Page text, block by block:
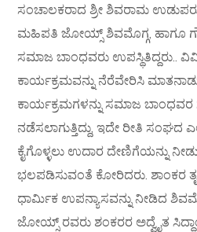
ಸಂಚಾಲಕರಾದ ಶ್ರೀ ಶಿವರಾಮ
ಮಹಿಪತಿ ಜೋಯ್ಸ್ ಶಿವಮೊಗ್ಗ, ಹಾಗೂ
ಸಮಾಜ ಬಾಂಧವರು ಉಪಸ್ಥಿತಿದ್ದರು..
ಕಾರ್ಯಕ್ರಮವನ್ನು ನೆರೆವೇರಿಸಿ
ಕಾರ್ಯಕ್ರಮಗಳನ್ನು ಸಮಾಜ
ನಡೆಸಲಾಗುತ್ತಿದ್ದು, ಇದೇ ರೀತಿ ಸಂಘದ
ಕೈಗೊಳ್ಳಲು ಉದಾರ ದೇಣಿಗೆಯನ್ನು
ಭಲಪಡಿಸುವಂತೆ ಕೋರಿದರು. ಶಾಂಕರ
ಧಾರ್ಮಿಕ ಉಪನ್ಯಾಸವನ್ನು ನೀಡಿದ
ಜೋಯ್ಸ್ ರವರು ಶಂಕರರ ಅದ್ವೈತ